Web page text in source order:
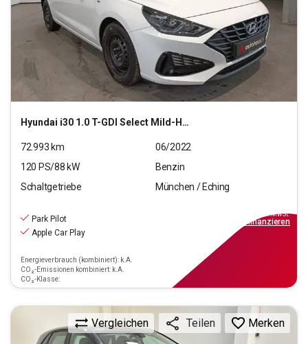
Hyundai i30 1.0 T-GDI Select Mild-Hybrid
72.993 km
06/2022
120 PS/88 kW
Benzin
Schaltgetriebe
München / Eching
Park Pilot
Apple Car Play
Energieverbrauch (kombiniert): k.A.
CO₂-Emissionen kombiniert: k.A.
CO₂-Klasse:
inkl.MwSt.
finanzieren
Vergleichen Teilen Merken